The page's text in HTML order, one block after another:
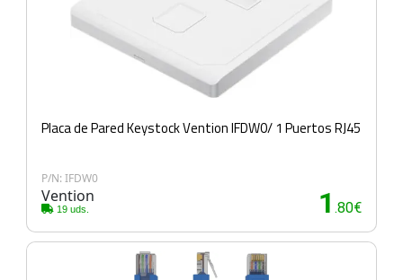
Placa de Pared Keystock Vention IFDW0/ 1 Puertos RJ45
P/N: IFDW0
Vention
19 uds. 1 .80€